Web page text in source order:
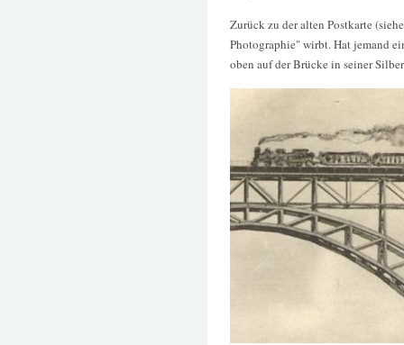
Zurück zu der alten Postkarte
Photographie" wirbt. Hat jemand
oben auf der Brücke in seiner